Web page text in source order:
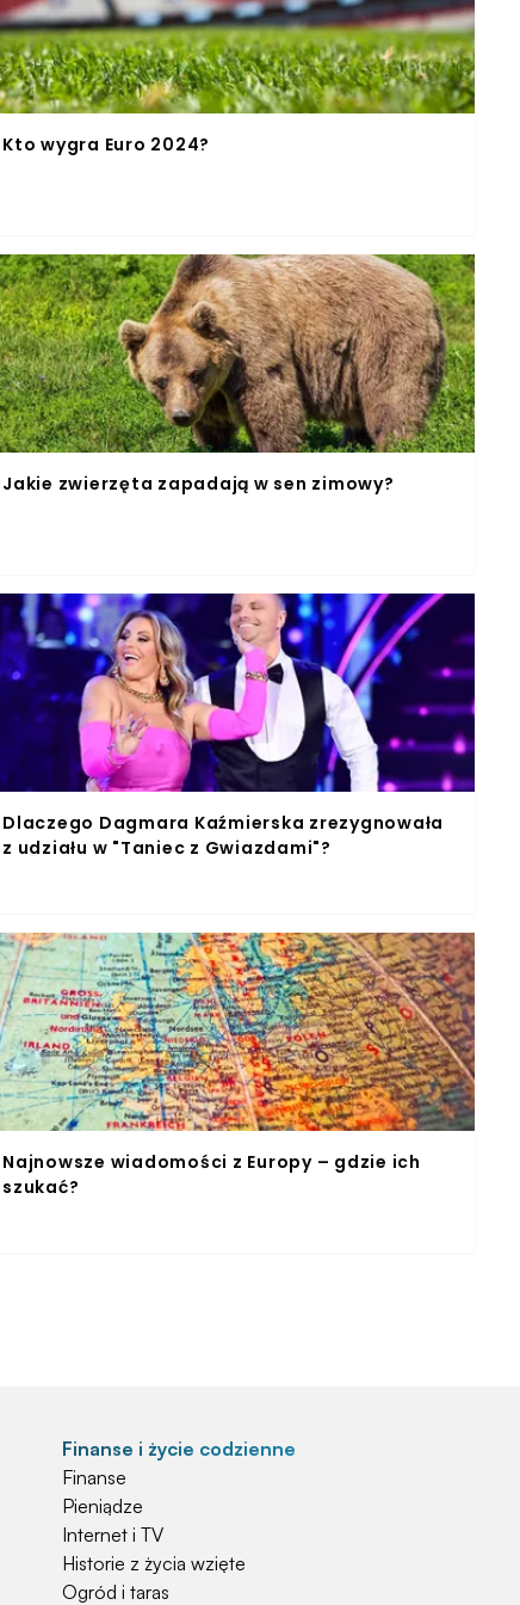
Kto wygra Euro 2024?
Jakie zwierzęta zapadają w sen zimowy?
Dlaczego Dagmara Kaźmierska zrezygnowała
z udziału w "Taniec z Gwiazdami"?
Najnowsze wiadomości z Europy – gdzie ich
szukać?
Finanse i życie codzienne
Finanse
Pieniądze
Internet i TV
Historie z życia wzięte
Ogród i taras